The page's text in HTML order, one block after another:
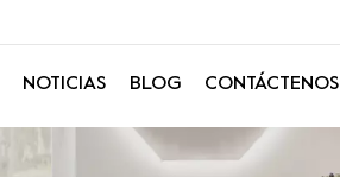
NOTICIAS BLOG CONTÁCTENOS